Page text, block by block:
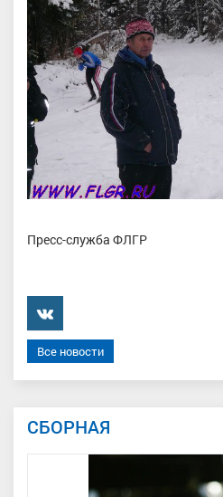
Пресс-служба ФЛГР
���������
Все новости
СБОРНАЯ